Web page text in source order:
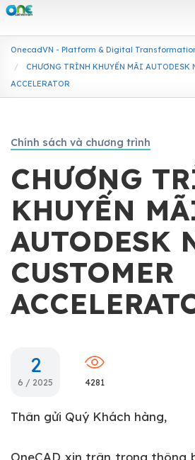
OnecadVN - Platform & Digital
CHƯƠNG TRÌNH KHUYẾN MÃI AUTODESK
ACCELERATOR
Chính sách và chương trình
CHƯƠNG
KHUYẾN
AUTODESK
CUSTOMER
2
6 / 2025 4281
Thân gửi Quý Khách hàng,
OneCAD xin trân trọng thông